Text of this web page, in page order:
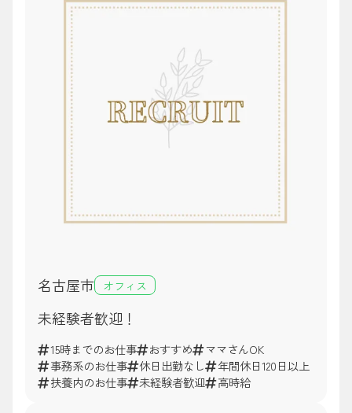
名古屋市 オフィス
未経験者歓迎！
15時までのお仕事 おすすめ
ママさんOK
事務系のお仕事
休日出勤なし
年間休日120日以上
扶養内のお仕事
未経験者歓迎 高時給